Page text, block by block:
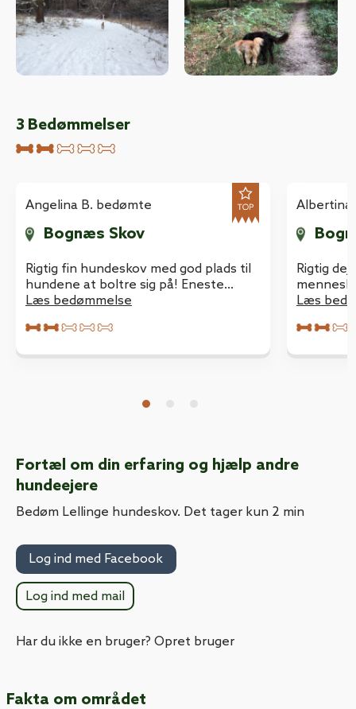
3 Bedømmelser
Angelina B. bedømte
Bognæs Skov
Rigtig fin hundeskov med god plads til
hundene at boltre sig på! Eneste
minus er det løse og meget lave hegn,
forneden og andre stedet ligger helt
Læs bedømmelse
Albertina
Rigtig
noget
sagtens
Læs
Fortæl om din erfaring og hjælp andre
hundeejere
Bedøm Lellinge hundeskov. Det tager kun 2 min
Log ind med Facebook
Log ind med mail
Har du ikke en bruger? Opret bruger
Fakta om området